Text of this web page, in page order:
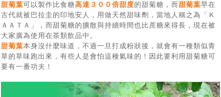
甜菊葉可以製作比食糖高達３００倍甜度的甜菊糖，而甜菊葉早在
古代就被巴拉圭的印地安人，用做天然甜味劑，當地人稱之為「Ｋ
ＡＡＴＡ」，而甜菊糖的擴散與持續時間也比蔗糖來得長，現在被
大家廣為使用在茶類飲品中。
甜菊葉本身沒什麼味道，不過一旦打成粉狀後，就會有一種類似青
草的草味跑出來，有些人是會怕這種氣味的！因此要利用甜菊糖可
要有一番功夫！